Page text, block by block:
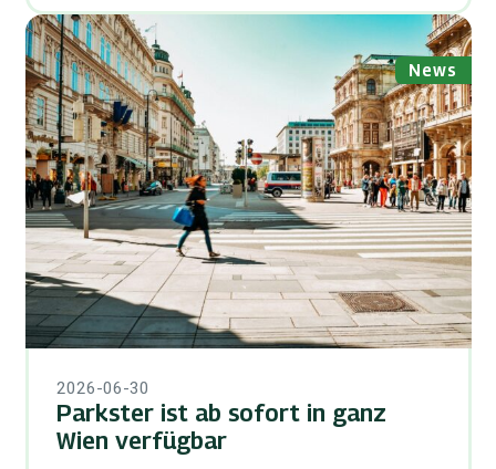
News
2026-06-30
Parkster ist ab sofort in ganz
Wien verfügbar